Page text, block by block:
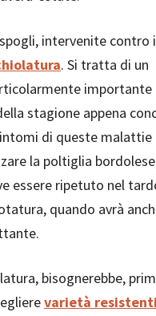
intervenite contro i
. Si tratta di un
stagione appena
di queste malattie
la poltiglia
essere ripetuto nel
quando avrà
bisognerebbe,
varietà resistenti